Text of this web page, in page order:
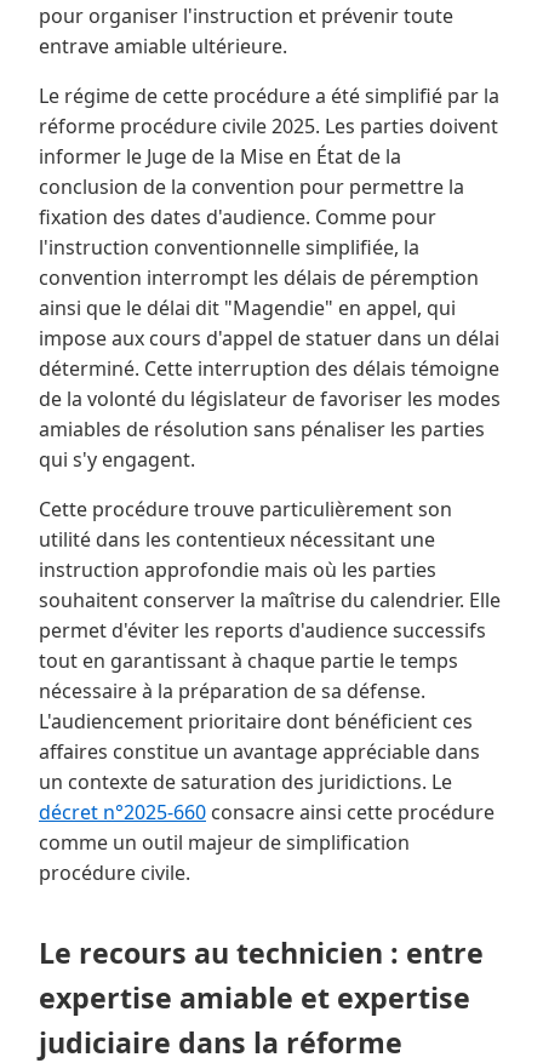
pour organiser l'instruction et prévenir toute
entrave amiable ultérieure.
Le régime de cette procédure a été simplifié par la
réforme procédure civile 2025. Les parties doivent
informer le Juge de la Mise en État de la
conclusion de la convention pour permettre la
fixation des dates d'audience. Comme pour
l'instruction conventionnelle simplifiée, la
convention interrompt les délais de péremption
ainsi que le délai dit "Magendie" en appel, qui
impose aux cours d'appel de statuer dans un délai
déterminé. Cette interruption des délais témoigne
de la volonté du législateur de favoriser les modes
amiables de résolution sans pénaliser les parties
qui s'y engagent.
Cette procédure trouve particulièrement son
utilité dans les contentieux nécessitant une
instruction approfondie mais où les parties
souhaitent conserver la maîtrise du calendrier. Elle
permet d'éviter les reports d'audience successifs
tout en garantissant à chaque partie le temps
nécessaire à la préparation de sa défense.
L'audiencement prioritaire dont bénéficient ces
affaires constitue un avantage appréciable dans
un contexte de saturation des juridictions. Le
décret n°2025-660 consacre ainsi cette procédure
comme un outil majeur de simplification
procédure civile.
Le recours au technicien : entre
expertise amiable et expertise
judiciaire dans la réforme